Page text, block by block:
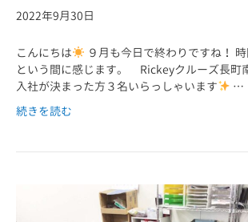
2022年9月30日
こんにちは
９月も今日で終わりですね！
という間に感じます。 Rickeyクルーズ長町
入社が決まった方３名いらっしゃいます
…
続きを読む